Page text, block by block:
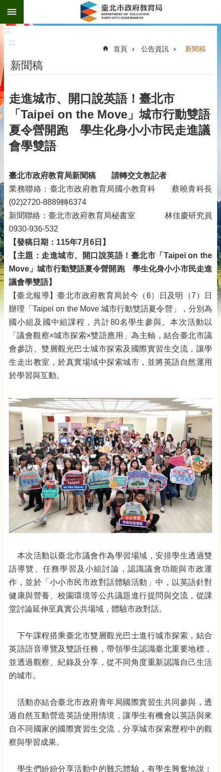
跳到主要內容區塊
:::
:::
首頁 公告資訊 新聞稿
新聞稿
走進城市、開口說英語！臺北市
「Taipei on the Move」城市行動雙語
夏令營開跑 學生化身小小市民走進議
會學雙語
臺北市政府教育局新聞稿
請轉交文教記者
業務聯絡：臺北市政府教育局國小教育科 蔡曉青科長
(02)2720-8889轉6374
新聞聯絡：臺北市政府教育局秘書室 林佳慶研究員
0930-936-532
【發稿日期：115年7月6日】
【主題：走進城市、開口說英語！臺北市「Taipei on the
Move」城市行動雙語夏令營開跑 學生化身小小市民走進
議會學雙語】
【臺北報導】臺北市政府教育局於今（6）日及明（7）日
辦理「Taipei on the Move 城市行動雙語夏令營」，分別為
國小組及國中組課程，共計80名學生參與。本次活動以
「議會觀察×城市探索×雙語應用」為主軸，結合臺北市議
會參訪、雙層觀光巴士城市探索及國際實習生交流，讓學
生走出教室，於真實場域中探索城市，並將英語自然運用
於學習與互動。
本次活動以臺北市議會作為學習場域，安排學生透過雙
語導覽、任務學習及小組討論，認識議會功能與市政運
作，並於「小小市民市政對話體驗活動」中，以英語針對
健康與營養、校園環境等公共議題進行提問與交流，從課
堂討論延伸至真實公共場域，體驗市政對話。
下午課程搭乘臺北市雙層觀光巴士進行城市探索，結合
英語語音導覽及雙語任務，帶領學生認識臺北重要地標，
並透過觀察、紀錄及分享，從不同角度重新認識自己生活
的城市。
活動亦結合臺北市政府青年局國際實習生共同參與，透
過自然互動營造英語使用情境，讓學生有機會以英語與來
自不同國家的國際實習生交流，分享城市探索歷程中的觀
察與學習成果。
學生們紛紛分享活動中的難忘體驗，有學生興奮地說：